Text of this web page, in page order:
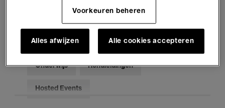
Voor iedereen Kids’ Palace
Onderwijs Rondleidingen
Hosted Events
Voorkeuren beheren
Alles afwijzen Alle cookies accepteren